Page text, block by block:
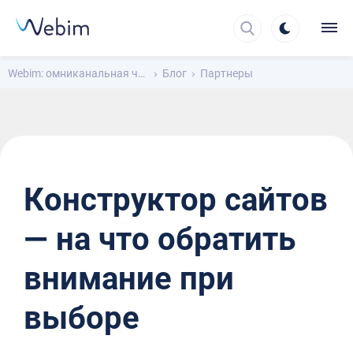
Webim: омниканальная чат-платформа для общения с клиентами Блог Партнеры
Конструктор сайтов
— на что обратить
внимание при
выборе